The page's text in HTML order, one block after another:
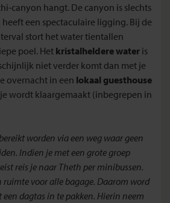
canyon hangt. De canyon is slechts
een spectaculaire ligging. Bij de
stort het water tientallen
poel. Het kristalheldere water is
niet verder komt dan met je
overnacht in een lokaal guesthouse
wordt klaargemaakt (inbegrepen in
worden via een weg waar geen
Indien je met een grote groep
reis je naar Theth per minibussen.
ruimte voor alle bagage. Daarom word
een dagtas in te pakken. Hierin neem